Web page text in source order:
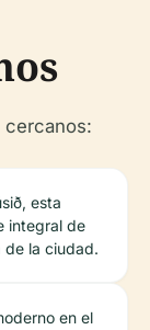
cercanos:
esta
integral de
de la ciudad.
en el